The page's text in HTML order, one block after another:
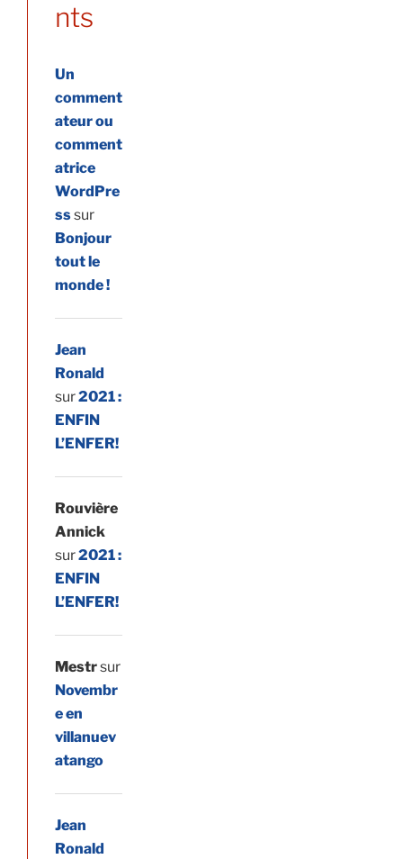
nts
Un
comment
ateur ou
comment
atrice
WordPre
sssur
Bonjour
tout le
monde !
Jean
Ronald
sur2021 :
ENFIN
L’ENFER!
Rouvière
Annick
sur2021 :
ENFIN
L’ENFER!
Mestrsur
Novembr
e en
villanuev
atango
Jean
Ronald